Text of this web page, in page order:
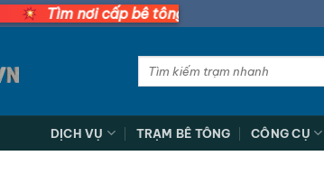
cấp bê tông tươi nhanh nhất miền Nam
Tìm
DỊCH VỤ TRẠM BÊ TÔNG CÔNG CỤ